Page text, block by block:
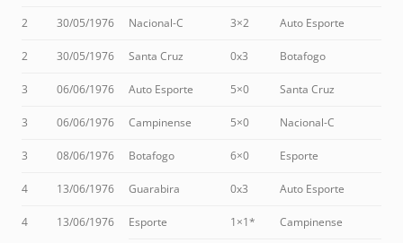
2 30/05/1976 Nacional-C 3×2 Auto Esporte
2 30/05/1976 Santa Cruz 0x3 Botafogo
3 06/06/1976 Auto Esporte 5×0 Santa Cruz
3 06/06/1976 Campinense 5×0 Nacional-C
3 08/06/1976 Botafogo 6×0 Esporte
4 13/06/1976 Guarabira 0x3 Auto Esporte
4 13/06/1976 Esporte 1×1* Campinense